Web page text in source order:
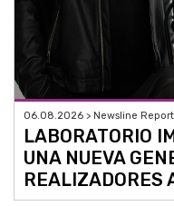
06.08.2026 > Newsline Report
LABORATORIO
UNA NUEVA
REALIZADORES